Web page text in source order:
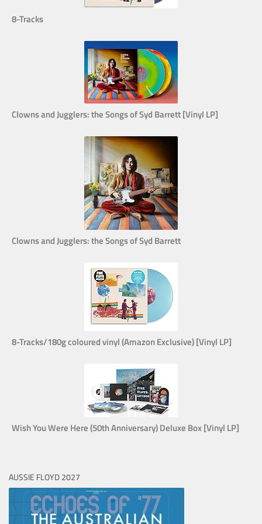
8-Tracks
Clowns and Jugglers: the Songs of Syd Barrett [Vinyl LP]
Clowns and Jugglers: the Songs of Syd Barrett
8-Tracks/180g coloured vinyl (Amazon Exclusive) [Vinyl LP]
Wish You Were Here (50th Anniversary) Deluxe Box [Vinyl LP]
AUSSIE FLOYD 2027